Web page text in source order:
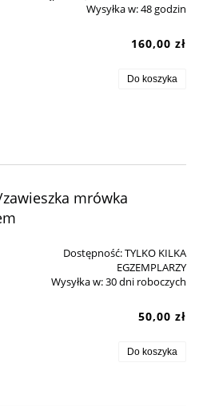
Wysyłka w:48 godzin
160,00 zł
Do koszyka
mrówka
Dostępność:TYLKO KILKA
EGZEMPLARZY
Wysyłka w:30 dni roboczych
50,00 zł
Do koszyka